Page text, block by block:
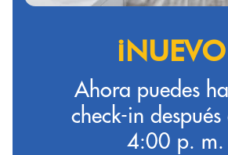
Ahora puedes
check-in
4:00 p. m.